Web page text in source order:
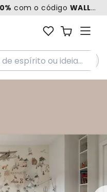
com o código WALL20
ou ideia...